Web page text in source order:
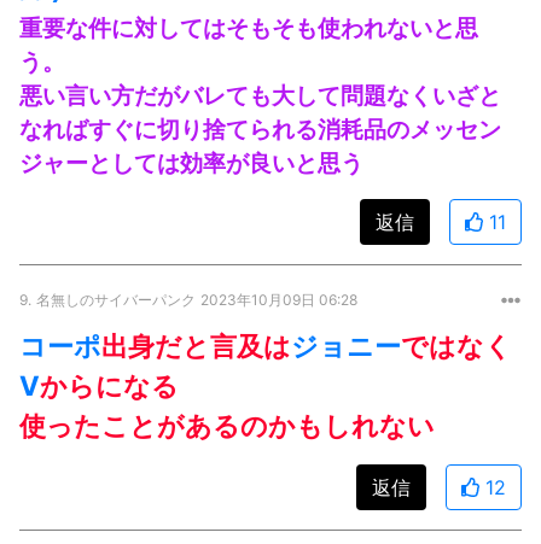
重要な件に対してはそもそも使われないと思
う。
悪い言い方だがバレても大して問題なくいざと
なればすぐに切り捨てられる消耗品のメッセン
ジャーとしては効率が良いと思う
返信 11
9. 名無しのサイバーパンク 2023年10月09日 06:28
コーポ出身だと言及はジョニーではなく
Vからになる
使ったことがあるのかもしれない
返信 12